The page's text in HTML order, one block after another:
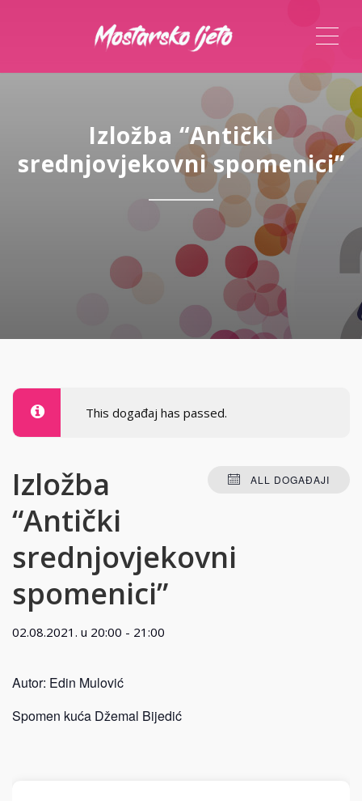
Izložba “Antički
srednjovjekovni spomenici”
This događaj has passed.
ALL DOGAĐAJI
Izložba
“Antički
srednjovjekovni
spomenici”
02.08.2021. u 20:00 - 21:00
Autor: Edin Mulović
Spomen kuća Džemal Bijedić